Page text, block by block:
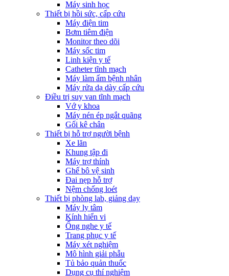
Máy sinh học
Thiết bị hồi sức, cấp cứu
Máy điện tim
Bơm tiêm điện
Monitor theo dõi
Máy sốc tim
Linh kiện y tế
Catheter tĩnh mạch
Máy làm ấm bệnh nhân
Máy rửa dạ dày cấp cứu
Điều trị suy van tĩnh mạch
Vớ y khoa
Máy nén ép ngắt quãng
Gối kê chân
Thiết bị hỗ trợ người bệnh
Xe lăn
Khung tập đi
Máy trợ thính
Ghế bô vệ sinh
Đai nẹp hỗ trợ
Nệm chống loét
Thiết bị phòng lab, giảng dạy
Máy ly tâm
Kính hiển vi
Ống nghe y tế
Trang phục y tế
Máy xét nghiệm
Mô hình giải phẫu
Tủ bảo quản thuốc
Dụng cụ thí nghiệm